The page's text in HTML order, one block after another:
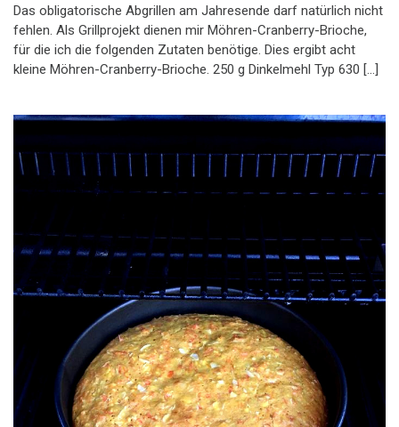
Das obligatorische Abgrillen am Jahresende darf natürlich nicht
fehlen. Als Grillprojekt dienen mir Möhren-Cranberry-Brioche,
für die ich die folgenden Zutaten benötige. Dies ergibt acht
kleine Möhren-Cranberry-Brioche. 250 g Dinkelmehl Typ 630 […]